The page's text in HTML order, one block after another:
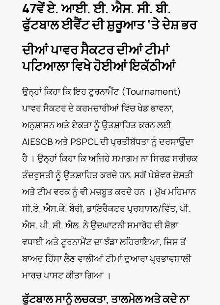
47ਵੇਂ ਏ. ਆਈ. ਈ. ਐਸ. ਸੀ. ਬੀ.
ਫੁੱਟਬਾਲ ਈਵੈਂਟ ਦੀ ਸ਼ੁਰੂਆਤ ‘ਤੇ ਦੇਸ਼ ਭਰ
ਦੀਆਂ ਪਾਵਰ ਸੈਕਟਰ ਦੀਆਂ ਟੀਮਾਂ
ਪਟਿਆਲਾ ਵਿਖੇ ਹੋਈਆਂ ਇਕੱਠੀਆਂ
ਉਨ੍ਹਾਂ ਕਿਹਾ ਕਿ ਇਹ ਟੂਰਨਾਮੈਂਟ (Tournament)
ਪਾਵਰ ਸੈਕਟਰ ਦੇ ਕਰਮਚਾਰੀਆਂ ਵਿੱਚ ਖੇਡ ਭਾਵਨਾ,
ਅਨੁਸ਼ਾਸਨ ਅਤੇ ਏਕਤਾ ਨੂੰ ਉਤਸ਼ਾਹਿਤ ਕਰਨ ਲਈ
AIESCB ਅਤੇ PSPCL ਦੀ ਪ੍ਰਤੀਬੱਧਤਾ ਨੂੰ ਦਰਸਾਉਂਦਾ
ਹੈ । ਉਨ੍ਹਾਂ ਕਿਹਾ ਕਿ ਅਜਿਹੇ ਸਮਾਗਮ ਨਾ ਸਿਰਫ਼ ਸਰੀਰਕ
ਤੰਦਰੁਸਤੀ ਨੂੰ ਉਤਸ਼ਾਹਿਤ ਕਰਦੇ ਹਨ, ਸਗੋਂ ਪੇਸ਼ੇਵਰ ਦੋਸਤੀ
ਅਤੇ ਟੀਮ ਵਰਕ ਨੂੰ ਵੀ ਮਜ਼ਬੂਤ ਕਰਦੇ ਹਨ । ਮੁੱਖ ਮਹਿਮਾਨ
ਸੀ.ਏ. ਐਸ.ਕੇ. ਬੇਰੀ, ਡਾਇਰੈਕਟਰ ਪ੍ਰਸ਼ਾਸਨ/ਵਿੱਤ, ਪੀ.
ਐਸ. ਪੀ. ਸੀ. ਐਲ. ਨੇ ਉਦਘਾਟਨੀ ਸਮਾਰੋਹ ਦੀ ਸ਼ੋਭਾ
ਵਧਾਈ ਅਤੇ ਟੂਰਨਾਮੈਂਟ ਦਾ ਝੰਡਾ ਲਹਿਰਾਇਆ, ਜਿਸ ਤੋਂ
ਬਾਅਦ ਹਿੱਸਾ ਲੈਣ ਵਾਲੀਆਂ ਟੀਮਾਂ ਦੁਆਰਾ ਪ੍ਰਭਾਵਸ਼ਾਲੀ
ਮਾਰਚ ਪਾਸਟ ਕੀਤਾ ਗਿਆ ।
ਫੁੱਟਬਾਲ ਸਾਨੂੰ ਲਚਕਤਾ, ਤਾਲਮੇਲ ਅਤੇ ਕਦੇ ਨਾ